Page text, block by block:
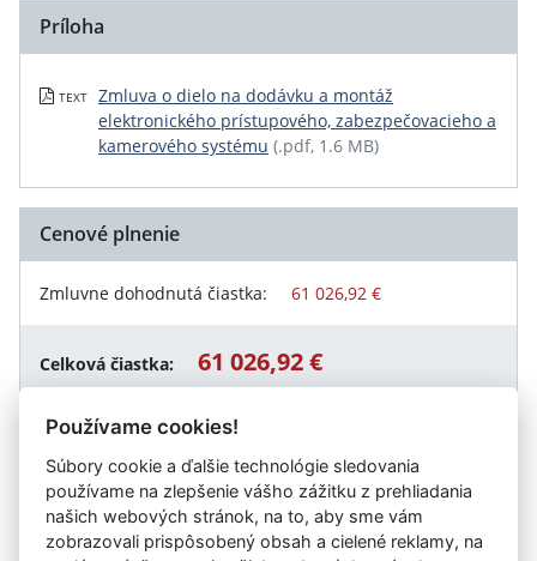
Príloha
TEXT
Zmluva o dielo na dodávku a montáž
elektronického prístupového, zabezpečovacieho a
kamerového systému (.pdf, 1.6 MB)
Cenové plnenie
Zmluvne dohodnutá čiastka: 61 026,92 €
Celková čiastka: 61 026,92 €
Návrat späť
Používame cookies!
Súbory cookie a ďalšie technológie sledovania
používame na zlepšenie vášho zážitku z prehliadania
našich webových stránok, na to, aby sme vám
zobrazovali prispôsobený obsah a cielené reklamy, na